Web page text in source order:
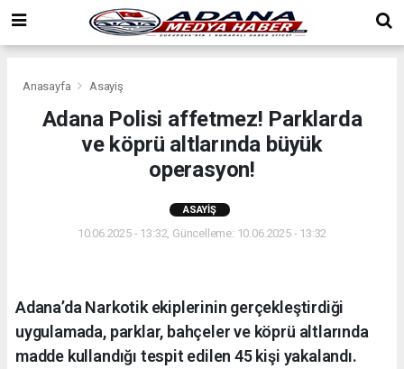
Anasayfa Asayiş
Adana Polisi affetmez! Parklarda
ve köprü altlarında büyük
operasyon!
ASAYIŞ
10.06.2025 - 13:32, Güncelleme: 10.06.2025 - 13:32
Adana’da Narkotik ekiplerinin gerçekleştirdiği
uygulamada, parklar, bahçeler ve köprü altlarında
madde kullandığı tespit edilen 45 kişi yakalandı.